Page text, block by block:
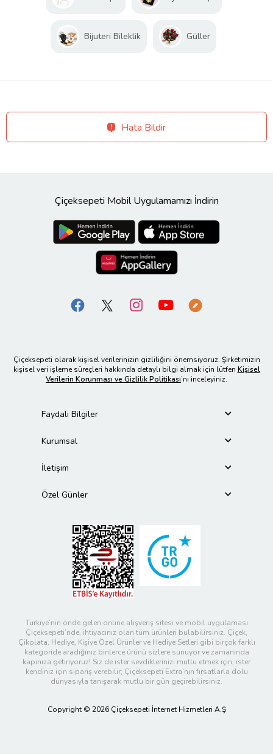
Bijuteri Bileklik Güller
Hata Bildir
Çiçeksepeti Mobil Uygulamamızı İndirin
Çiçeksepeti olarak kişisel verilerinizin gizliliğini önemsiyoruz. Şirketimizin
kişisel veri işleme süreçleri hakkında detaylı bilgi almak için lütfen Kişisel
Verilerin Korunması ve Gizlilik Politikası’nı inceleyiniz.
Faydalı Bilgiler
Kurumsal
İletişim
Özel Günler
Türkiye’nin önde gelen online alışveriş sitesi ve mobil uygulaması
Çiçeksepeti’nde, ihtiyacınız olan tüm ürünleri bulabilirsiniz. Çiçek,
Çikolata, Hediye, Kişiye Özel Ürünler ve Hediye Setleri gibi birçok farklı
kategoride aradığınız binlerce ürünü sizlere sunuyor ve zamanında
kapınıza getiriyoruz! Siz de ister sevdiklerinizi mutlu etmek için, ister
kendiniz için sipariş verebilir; Çiçeksepeti Extra’nın fırsatlarla dolu
dünyasıyla tanışarak mutlu bir gün geçirebilirsiniz.
Copyright © 2026 Çiçeksepeti İnternet Hizmetleri A.Ş